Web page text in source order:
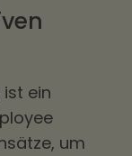
ein
um